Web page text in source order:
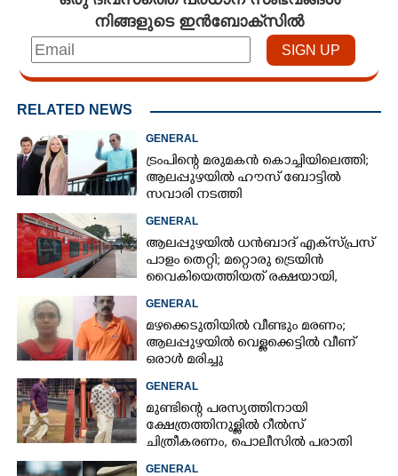
നിങ്ങളുടെ ഇൻബോക്സിൽ
RELATED NEWS
GENERAL
ട്രംപിന്റെ മരുമകൻ കൊച്ചിയിലെത്തി;
ആലപ്പുഴയിൽ ഹൗസ് ബോട്ടിൽ
സവാരി നടത്തി
GENERAL
ആലപ്പുഴയിൽ ധൻബാദ് എക്‌സ്പ്രസ്
പാളം തെറ്റി; മറ്റൊരു ട്രെയിൻ
വൈകിയെത്തിയത് രക്ഷയായി,
ഒഴിവായത് വൻ ദുരന്തം
GENERAL
മഴക്കെടുതിയിൽ വീണ്ടും മരണം;
ആലപ്പുഴയിൽ വെള്ളക്കെട്ടിൽ വീണ്
ഒരാൾ മരിച്ചു
GENERAL
മുണ്ടിന്റെ പരസ്യത്തിനായി
ക്ഷേത്രത്തിനുള്ളിൽ റീൽസ്
ചിത്രീകരണം, പൊലീസിൽ പരാതി
GENERAL